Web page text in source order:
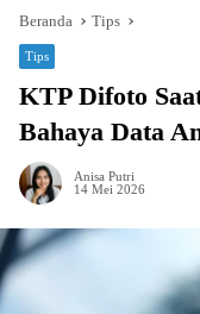
Beranda Tips
Tips
KTP Difoto
Bahaya Data
Anisa Putri
14 Mei 2026